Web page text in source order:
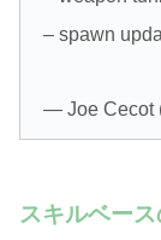
– spawn
— Joe Cecot
スキルベー